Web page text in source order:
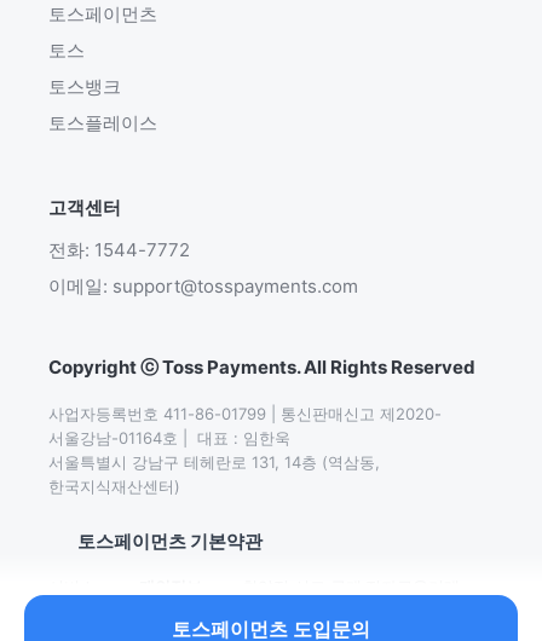
이어서 읽어보세요.
토스페이먼츠
토스
토스뱅크
토스플레이스
고객센터
전화: 1544-7772
이메일: support@tosspayments.com
Copyright ⓒ Toss Payments. All Rights Reserved
사업자등록번호 411-86-01799 | 통신판매신고 제2020-
서울강남-01164호 |  대표 : 임한욱
서울특별시 강남구 테헤란로 131, 14층 (역삼동,
한국지식재산센터)
토스페이먼츠 기본약관
토스페이먼츠 도입문의